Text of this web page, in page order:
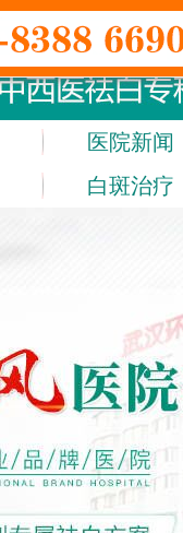
医院新闻
白斑治疗